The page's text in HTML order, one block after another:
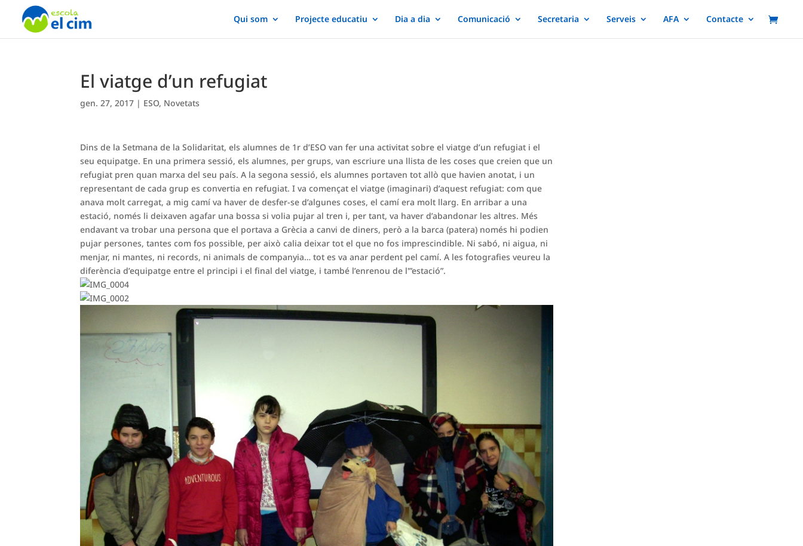
Qui som Projecte educatiu Dia a dia Comunicació Secretaria Serveis AFA Contacte
El viatge d’un refugiat
gen. 27, 2017 | ESO, Novetats
Dins de la Setmana de la Solidaritat, els alumnes de 1r d’ESO van fer una activitat sobre el viatge d’un refugiat i el
seu equipatge. En una primera sessió, els alumnes, per grups, van escriure una llista de les coses que creien que un
refugiat pren quan marxa del seu país. A la segona sessió, els alumnes portaven tot allò que havien anotat, i un
representant de cada grup es convertia en refugiat. I va començat el viatge (imaginari) d’aquest refugiat: com que
anava molt carregat, a mig camí va haver de desfer-se d’algunes coses, el camí era molt llarg. En arribar a una
estació, només li deixaven agafar una bossa si volia pujar al tren i, per tant, va haver d’abandonar les altres. Més
endavant va trobar una persona que el portava a Grècia a canvi de diners, però a la barca (patera) només hi podien
pujar persones, tantes com fos possible, per això calia deixar tot el que no fos imprescindible. Ni sabó, ni aigua, ni
menjar, ni mantes, ni records, ni animals de companyia… tot es va anar perdent pel camí. A les fotografies veureu la
diferència d’equipatge entre el principi i el final del viatge, i també l’enrenou de l'”estació”.